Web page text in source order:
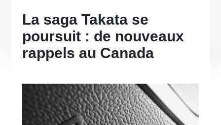
La saga Takata se
poursuit : de nouveaux
rappels au Canada